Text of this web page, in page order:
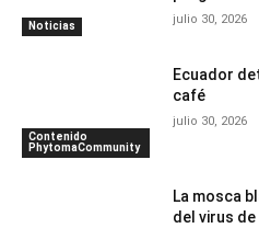
Noticias julio 30, 2026
Contenido
PhytomaCommunity
Ecuador
café
julio 30, 2026
La mosca
del virus de